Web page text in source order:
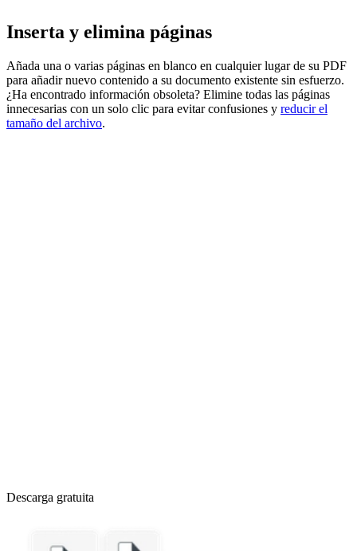
Inserta y elimina páginas
Añada una o varias páginas en blanco en cualquier lugar de su PDF
para añadir nuevo contenido a su documento existente sin esfuerzo.
¿Ha encontrado información obsoleta? Elimine todas las páginas
innecesarias con un solo clic para evitar confusiones y reducir el
tamaño del archivo.
Descarga gratuita